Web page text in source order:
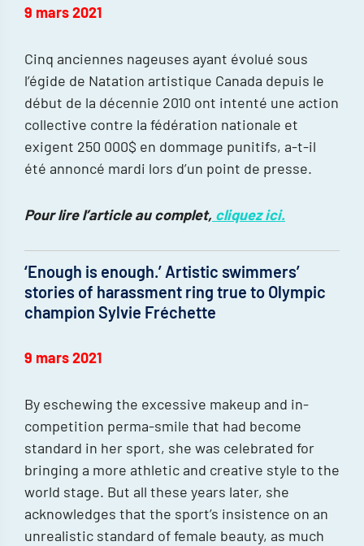
9 mars 2021
Cinq anciennes nageuses ayant évolué sous
l’égide de Natation artistique Canada depuis le
début de la décennie 2010 ont intenté une action
collective contre la fédération nationale et
exigent 250 000$ en dommage punitifs, a-t-il
été annoncé mardi lors d’un point de presse.
Pour lire l’article au complet, cliquez ici.
‘Enough is enough.’ Artistic swimmers’
stories of harassment ring true to Olympic
champion Sylvie Fréchette
9 mars 2021
By eschewing the excessive makeup and in-
competition perma-smile that had become
standard in her sport, she was celebrated for
bringing a more athletic and creative style to the
world stage. But all these years later, she
acknowledges that the sport’s insistence on an
unrealistic standard of female beauty, as much